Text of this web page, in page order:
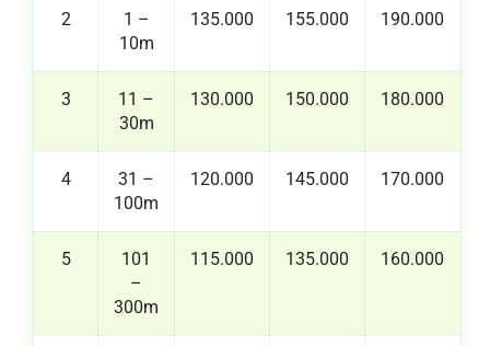
2
1 –
10m
135.000 155.000 190.000
3
11 –
30m
130.000 150.000 180.000
4
31 –
100m
120.000 145.000 170.000
5
101
–
300m
115.000 135.000 160.000